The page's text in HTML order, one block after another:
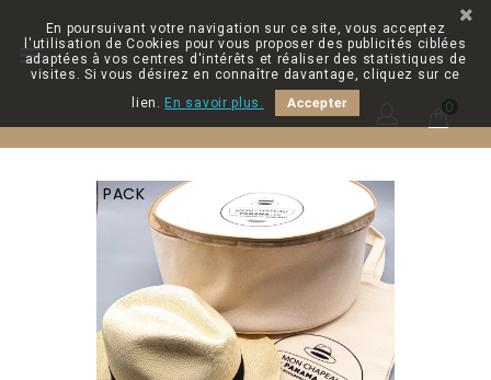

0
PACK
En poursuivant votre navigation sur ce site, vous acceptez
l'utilisation de Cookies pour vous proposer des publicités ciblées
adaptées à vos centres d'intérêts et réaliser des statistiques de
visites. Si vous désirez en connaître davantage, cliquez sur ce
lien. En savoir plus. Accepter